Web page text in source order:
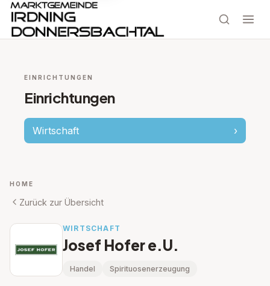
EINRICHTUNGEN
Einrichtungen
Wirtschaft ›
HOME
Zurück zur Übersicht
WIRTSCHAFT
Josef Hofer e.U.
Handel Spirituosenerzeugung